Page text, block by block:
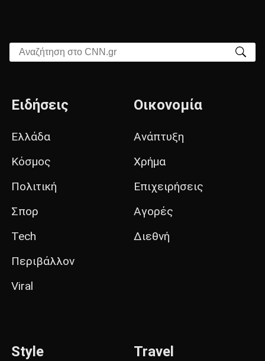
Αναζήτηση στο CNN.gr
Ειδήσεις
Ελλάδα
Κόσμος
Πολιτική
Σπορ
Tech
Περιβάλλον
Viral
Οικονομία
Ανάπτυξη
Χρήμα
Επιχειρήσεις
Αγορές
Διεθνή
Style Travel